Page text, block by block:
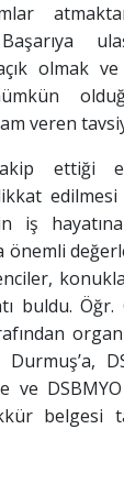
olmak
veren
ettiği
iş
önemli
buldu.
ve
belgesi